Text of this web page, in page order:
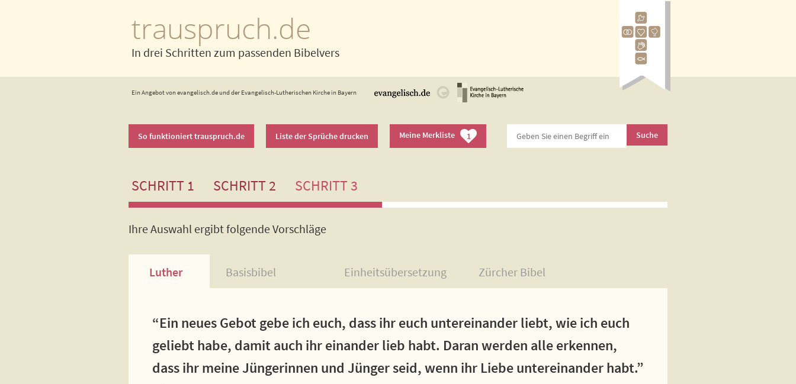
trauspruch.de
In drei Schritten zum passenden Bibelvers
Ein Angebot von evangelisch.de und der Evangelisch-Lutherischen Kirche in Bayern
So funktioniert trauspruch.de Liste der Sprüche drucken Meine Merkliste 1
SCHRITT 1 SCHRITT 2 SCHRITT 3
Ihre Auswahl ergibt folgende Vorschläge
Luther Basisbibel Einheitsübersetzung Zürcher Bibel
“Ein neues Gebot gebe ich euch, dass ihr euch untereinander liebt, wie ich euch
geliebt habe, damit auch ihr einander lieb habt. Daran werden alle erkennen,
dass ihr meine Jüngerinnen und Jünger seid, wenn ihr Liebe untereinander habt.”